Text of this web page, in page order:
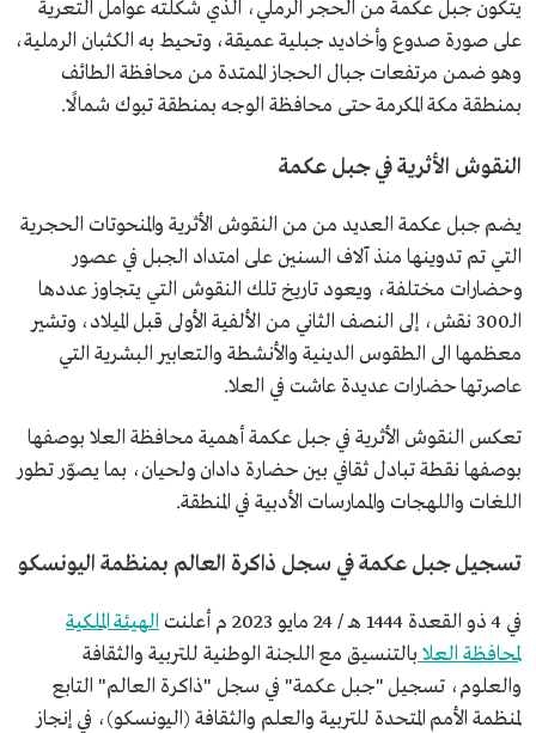
يتكون جبل عكمة من الحجر الرملي، الذي شكلته عوامل التعرية
على صورة صدوع وأخاديد جبلية عميقة، وتحيط به الكثبان الرملية،
وهو ضمن مرتفعات جبال الحجاز الممتدة من محافظة الطائف
بمنطقة مكة المكرمة حتى محافظة الوجه بمنطقة تبوك شمالًا.
النقوش الأثرية في جبل عكمة
يضم جبل عكمة العديد من من النقوش الأثرية والمنحوتات الحجرية
التي تم تدوينها منذ آلاف السنين على امتداد الجبل في عصور
وحضارات مختلفة، ويعود تاريخ تلك النقوش التي يتجاوز عددها
الـ300 نقش، إلى النصف الثاني من الألفية الأولى قبل الميلاد، وتشير
معظمها الى الطقوس الدينية والأنشطة والتعابير البشرية التي
عاصرتها حضارات عديدة عاشت في العلا.
تعكس النقوش الأثرية في جبل عكمة أهمية محافظة العلا بوصفها
بوصفها نقطة تبادل ثقافي بين حضارة دادان ولحيان، بما يصوّر تطور
اللغات واللهجات والممارسات الأدبية في المنطقة.
تسجيل جبل عكمة في سجل ذاكرة العالم بمنظمة اليونسكو
في 4 ذو القعدة 1444 هـ / 24 مايو 2023 م أعلنت
الهيئة الملكية
لمحافظة العلا بالتنسيق مع اللجنة الوطنية للتربية والثقافة
والعلوم، تسجيل "جبل عكمة" في سجل "ذاكرة العالم" التابع
لمنظمة الأمم المتحدة للتربية والعلم والثقافة (اليونسكو)، في إنجاز